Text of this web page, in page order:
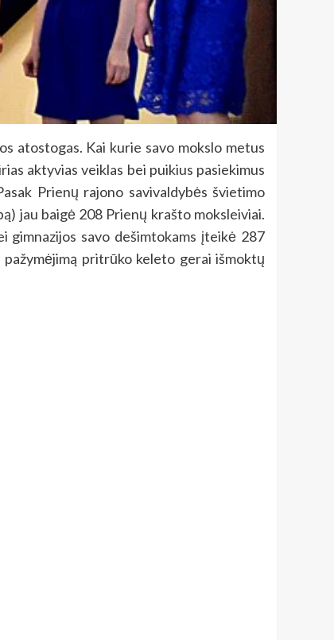
atostogas. Kai kurie savo mokslo metus
aktyvias veiklas bei puikius pasiekimus
Prienų rajono savivaldybės švietimo
jau baigė 208 Prienų krašto moksleiviai.
gimnazijos savo dešimtokams įteikė 287
pritrūko keleto gerai išmoktų